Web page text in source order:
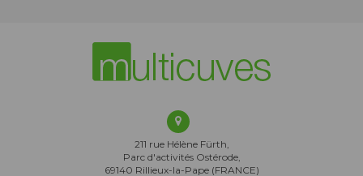
211 rue Hélène Fürth,
Parc d'activités Ostérode,
69140 Rillieux-la-Pape (FRANCE)